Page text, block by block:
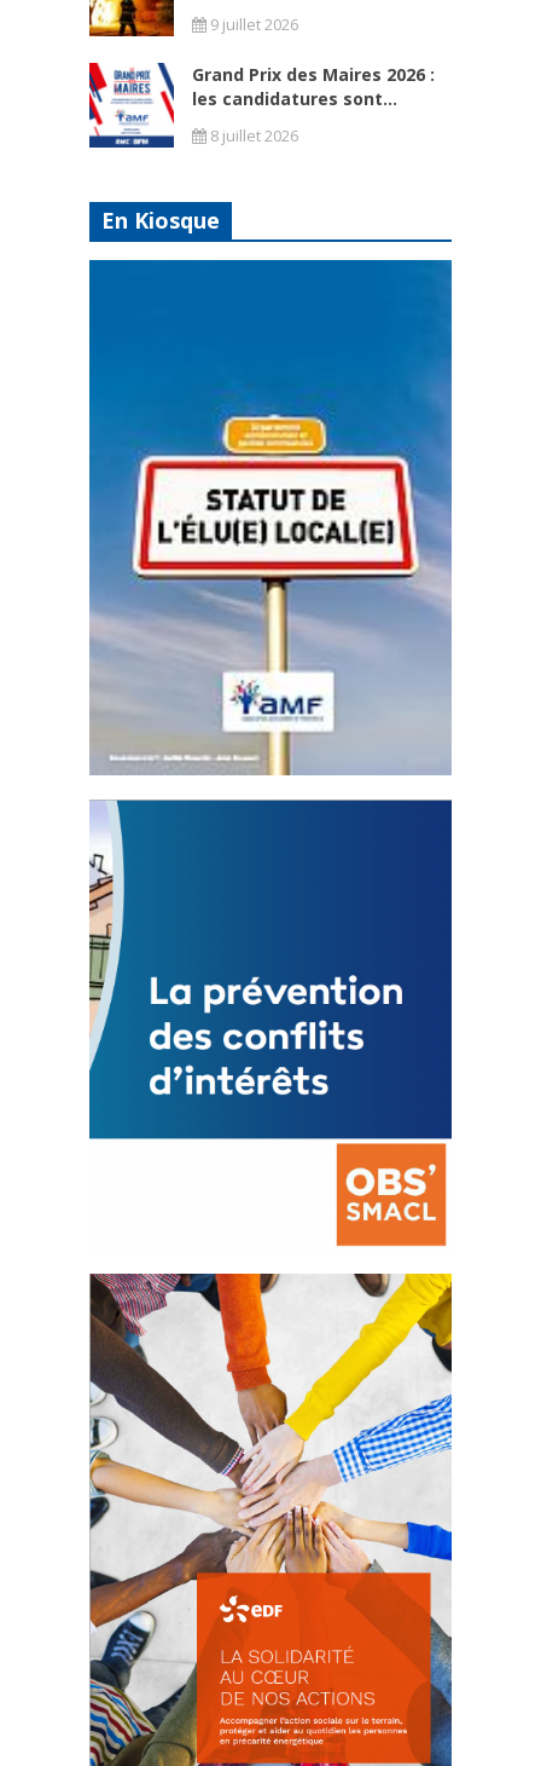
9 juillet 2026
Grand Prix des Maires 2026 :
les candidatures sont...
8 juillet 2026
En Kiosque
Statut de l’élu local
3 avril 2024
Mise à jour avril 2024
FEUILLETER
La prévention des conflits
d’intérêts
18 septembre 2023
FEUILLETER